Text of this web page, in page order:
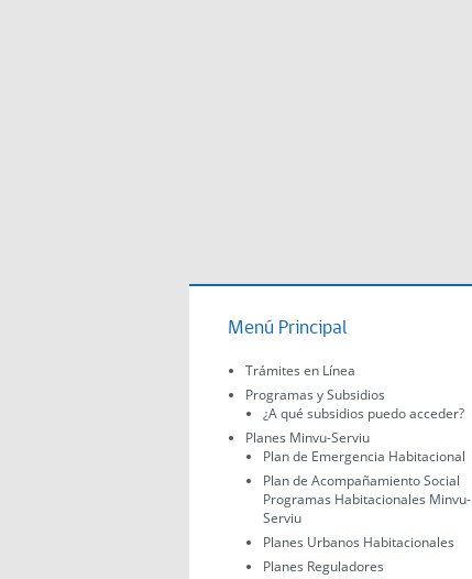
Menú Principal
Trámites en Línea
Programas y Subsidios
¿A qué subsidios puedo acceder?
Planes Minvu-Serviu
Plan de Emergencia Habitacional
Plan de Acompañamiento Social
Programas Habitacionales Minvu-
Serviu
Planes Urbanos Habitacionales
Planes Reguladores